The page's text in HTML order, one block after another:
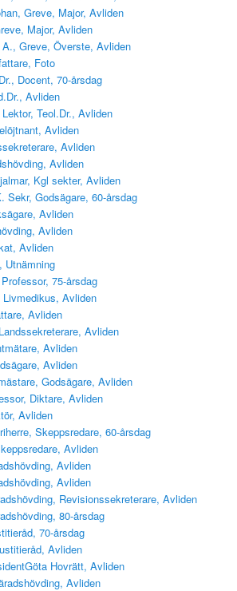
Greve, Major, Avliden
Major, Avliden
Greve, Överste, Avliden
Foto
Docent, 70-årsdag
Avliden
Teol.Dr., Avliden
Avliden
Avliden
Avliden
Kgl sekter, Avliden
Sekr, Godsägare, 60-årsdag
Avliden
Avliden
Avliden
Utnämning
75-årsdag
Avliden
Avliden
Avliden
Avliden
Avliden
Godsägare, Avliden
Diktare, Avliden
Avliden
Skeppsredare, 60-årsdag
Avliden
Avliden
Avliden
Revisionssekreterare, Avliden
80-årsdag
70-årsdag
Avliden
Hovrätt, Avliden
Avliden